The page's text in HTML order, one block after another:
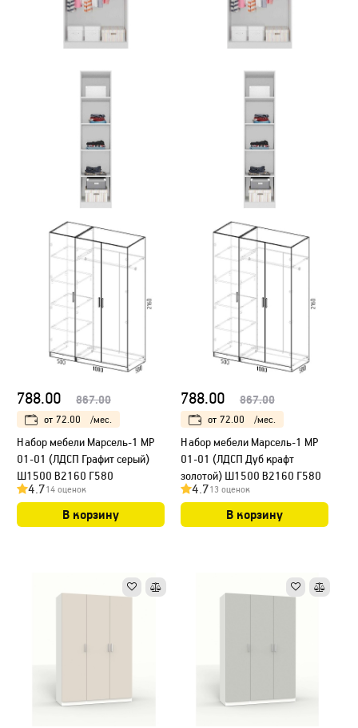
788.00 867.00
от 72.00 /мес.
Набор мебели Марсель-1 МР
01-01 (ЛДСП Графит серый)
Ш1500 В2160 Г580
4.714 оценок
В корзину
788.00 867.00
от 72.00 /мес.
Набор мебели Марсель-1 МР
01-01 (ЛДСП Дуб крафт
золотой) Ш1500 В2160 Г580
4.713 оценок
В корзину